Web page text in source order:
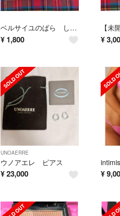
ベルサイユのばら しおり
¥ 1,800 ¥
UNOAERRE
ウノアエレ ピアス
¥23,000 ¥